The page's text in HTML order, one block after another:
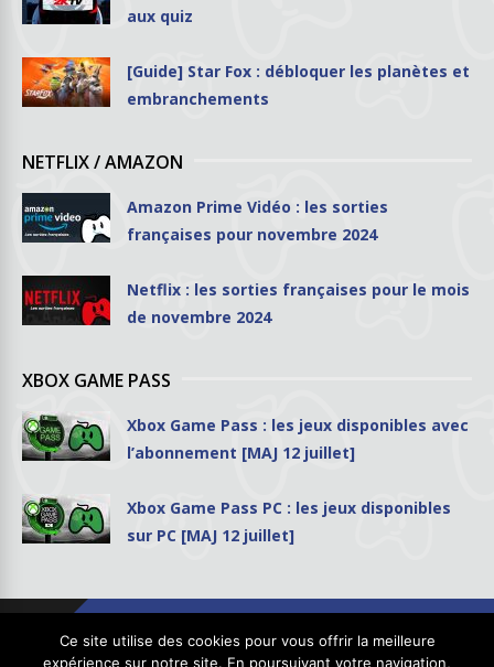
aux quiz
[Guide] Star Fox : débloquer les planètes et
embranchements
NETFLIX / AMAZON
Amazon Prime Vidéo : les sorties
françaises pour novembre 2024
Netflix : les sorties françaises pour le mois
de novembre 2024
XBOX GAME PASS
Xbox Game Pass : les jeux disponibles avec
l’abonnement [MAJ 12 juillet]
Xbox Game Pass PC : les jeux disponibles
sur PC [MAJ 12 juillet]
Ce site utilise des cookies pour vous offrir la meilleure
expérience sur notre site. En poursuivant votre navigation,